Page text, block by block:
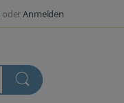
oderAnmelden